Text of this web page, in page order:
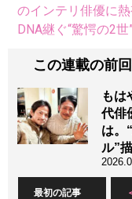
のインテリ俳優に
DNA継ぐ“驚愕の2世
この連載の前
もは
代俳
は。
ル”
最初の記事